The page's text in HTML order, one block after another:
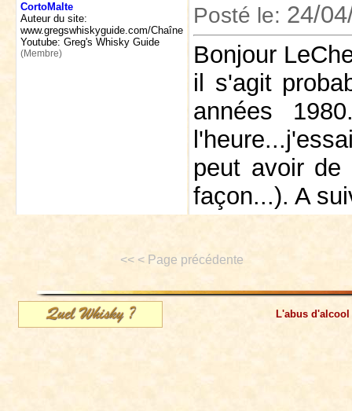
CortoMalte
Auteur du site:
www.gregswhiskyguide.com/Chaîne
Youtube: Greg's Whisky Guide
(Membre)
Posté le: 24/
Bonjour
il s'agit
années
peut avoir
façon...). A
<< < Page précédente
L'abus